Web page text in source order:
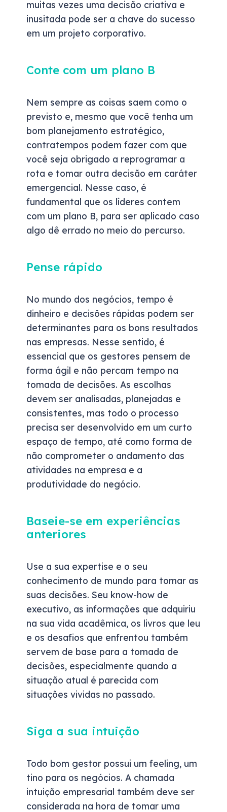
muitas vezes uma decisão criativa e
inusitada pode ser a chave do sucesso
em um projeto corporativo.
Conte com um plano B
Nem sempre as coisas saem como o
previsto e, mesmo que você tenha um
bom planejamento estratégico,
contratempos podem fazer com que
você seja obrigado a reprogramar a
rota e tomar outra decisão em caráter
emergencial. Nesse caso, é
fundamental que os líderes contem
com um plano B, para ser aplicado caso
algo dê errado no meio do percurso.
Pense rápido
No mundo dos negócios, tempo é
dinheiro e decisões rápidas podem ser
determinantes para os bons resultados
nas empresas. Nesse sentido, é
essencial que os gestores pensem de
forma ágil e não percam tempo na
tomada de decisões. As escolhas
devem ser analisadas, planejadas e
consistentes, mas todo o processo
precisa ser desenvolvido em um curto
espaço de tempo, até como forma de
não comprometer o andamento das
atividades na empresa e a
produtividade do negócio.
Baseie-se em experiências
anteriores
Use a sua expertise e o seu
conhecimento de mundo para tomar as
suas decisões. Seu know-how de
executivo, as informações que adquiriu
na sua vida acadêmica, os livros que leu
e os desafios que enfrentou também
servem de base para a tomada de
decisões, especialmente quando a
situação atual é parecida com
situações vividas no passado.
Siga a sua intuição
Todo bom gestor possui um feeling, um
tino para os negócios. A chamada
intuição empresarial também deve ser
considerada na hora de tomar uma